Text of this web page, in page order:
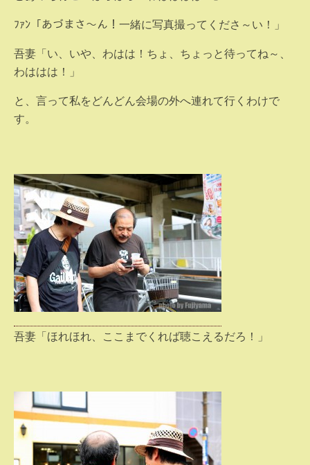
ﾌｧﾝ「あづまさ～ん！一緒に写真撮ってくださ～い！」
吾妻「い、いや、わはは！ちょ、ちょっと待ってね～、
わははは！」
と、言って私をどんどん会場の外へ連れて行くわけで
す。
吾妻「ほれほれ、ここまでくれば聴こえるだろ！」